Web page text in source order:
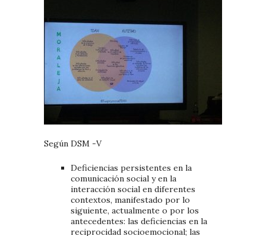
Según DSM -V
Deficiencias persistentes en la
comunicación social y en la
interacción social en diferentes
contextos, manifestado por lo
siguiente, actualmente o por los
antecedentes: las deficiencias en la
reciprocidad socioemocional; las